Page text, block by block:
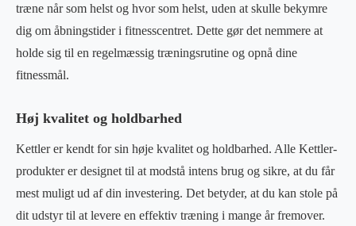
træne når som helst og hvor som helst, uden at skulle bekymre
dig om åbningstider i fitnesscentret. Dette gør det nemmere at
holde sig til en regelmæssig træningsrutine og opnå dine
fitnessmål.
Høj kvalitet og holdbarhed
Kettler er kendt for sin høje kvalitet og holdbarhed. Alle Kettler-
produkter er designet til at modstå intens brug og sikre, at du får
mest muligt ud af din investering. Det betyder, at du kan stole på
dit udstyr til at levere en effektiv træning i mange år fremover.